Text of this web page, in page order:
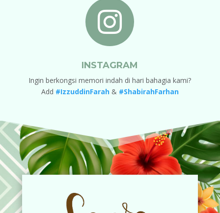

INSTAGRAM
Ingin berkongsi memori indah di hari bahagia kami?
Add #IzzuddinFarah& #ShabirahFarhan